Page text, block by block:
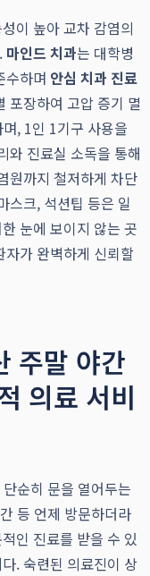
이 높아 교차 감염의
마인드 치과는 대학병
수하며 안심 치과 진료
포장하여 고압 증기 멸
, 1인 1기구 사용을
와 진료실 소독을 통해
원까지 철저하게 차단
스크, 석션팁 등은 일
눈에 보이지 않는 곳
자가 완벽하게 신뢰할
주말 야간
의료 서비
순히 문을 열어두는
등 언제 방문하더라
인 진료를 받을 수 있
. 숙련된 의료진이 상